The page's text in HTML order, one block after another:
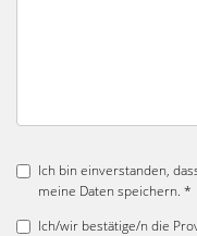
Ich bin einverstanden,
meine Daten speichern. *
Ich/wir bestätige/n die